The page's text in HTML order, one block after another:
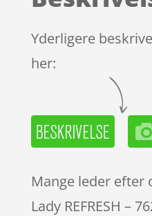
Yderligere
her:
Mange leder efter
Lady REFRESH –